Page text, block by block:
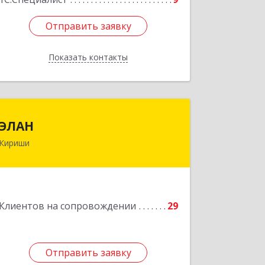
Отправить заявку
Показать контакты
Отправить заявку
Назад
Кириши
Клиентов на сопровождении 29
Отправить заявку
187110, Ленинградская обл, Кириши г,
Отправить заявку